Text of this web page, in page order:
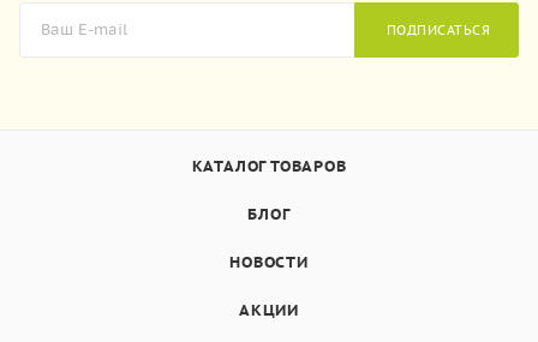
ПОДПИСАТЬСЯ
КАТАЛОГ ТОВАРОВ
БЛОГ
НОВОСТИ
АКЦИИ